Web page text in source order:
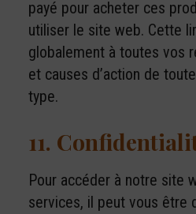
payé pour acheter ces
utiliser le site web. Cette
globalement à toutes vos
et causes d’action de
type.
11.
Pour accéder à notre site
services, il peut vous être